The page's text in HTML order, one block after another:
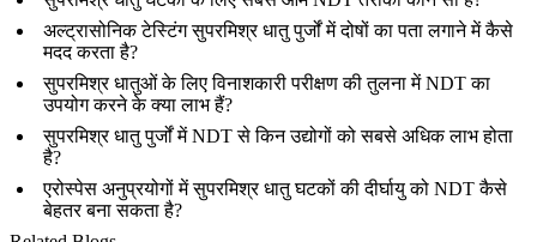
अल्ट्रासोनिक टेस्टिंग सुपरमिश्र धातु पुर्जों में दोषों का पता लगाने में कैसे
मदद करता है?
सुपरमिश्र धातुओं के लिए विनाशकारी परीक्षण की तुलना में NDT का
उपयोग करने के क्या लाभ हैं?
सुपरमिश्र धातु पुर्जों में NDT से किन उद्योगों को सबसे अधिक लाभ होता
है?
एरोस्पेस अनुप्रयोगों में सुपरमिश्र धातु घटकों की दीर्घायु को NDT कैसे
बेहतर बना सकता है?